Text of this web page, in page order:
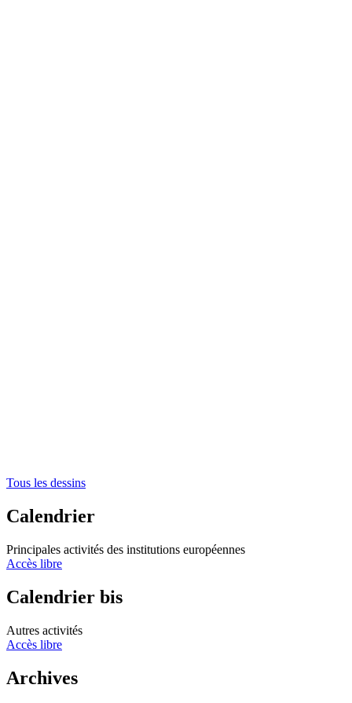
Tous les dessins
Calendrier
Principales activités des institutions européennes
Accès libre
Calendrier bis
Autres activités
Accès libre
Archives